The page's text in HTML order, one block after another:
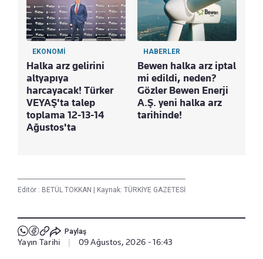
EKONOMİ
Halka arz gelirini
altyapıya
harcayacak! Türker
VEYAŞ'ta talep
toplama 12-13-14
Ağustos'ta
HABERLER
Bewen halka arz iptal
mi edildi, neden?
Gözler Bewen Enerji
A.Ş. yeni halka arz
tarihinde!
Editör : BETÜL TOKKAN | Kaynak: TÜRKİYE GAZETESİ
Paylaş
Yayın Tarihi | 09 Ağustos, 2026 - 16:43